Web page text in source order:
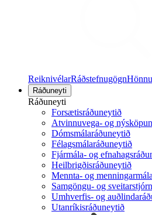
ReiknivélarRáðstefnugögn
Ráðuneyti
Ráðuneyti
Forsætisráðuneytið
Atvinnuvega- og
Dómsmálaráðuneytið
Félagsmálaráðuneytið
Fjármála- og
Heilbrigðisráðuneytið
Mennta- og
Samgöngu- og
Umhverfis- og
Utanríkisráðuneytið